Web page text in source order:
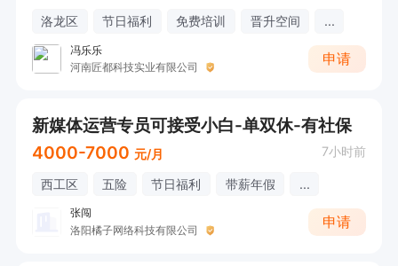
洛龙区 节日福利 免费培训 晋升空间 ...
冯乐乐
河南匠都科技实业有限公司
申请
新媒体运营专员可接受小白-单双休-有社保
4000-7000 元/月 7小时前
西工区 五险 节日福利 带薪年假 ...
张闯
洛阳橘子网络科技有限公司
申请